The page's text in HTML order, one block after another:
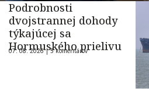
Podrobnosti
dvojstrannej dohody
týkajúcej sa
Hormuského prielivu
07. 08. 2026 |5 komentárov